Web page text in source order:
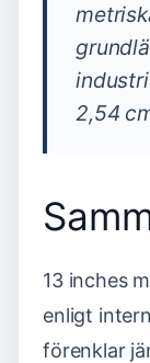
2,54
13 inches
enligt
förenklar